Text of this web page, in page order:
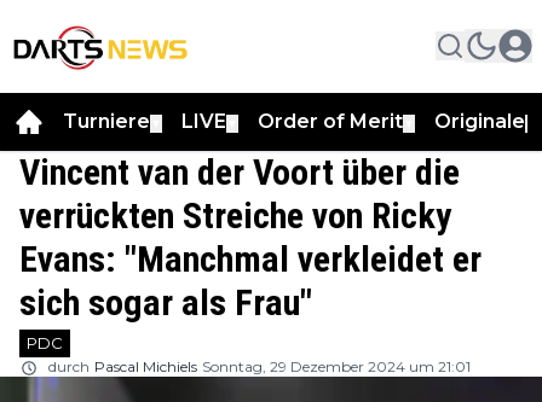
Turniere LIVE Order of Merit Originale
Vincent van der Voort über die
verrückten Streiche von Ricky
Evans: "Manchmal verkleidet er
sich sogar als Frau"
PDC
durch Pascal Michiels Sonntag, 29 Dezember 2024 um 21:01